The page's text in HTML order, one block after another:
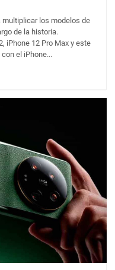
multiplicar los modelos de
de la historia.
iPhone 12 Pro Max y este
el iPhone...